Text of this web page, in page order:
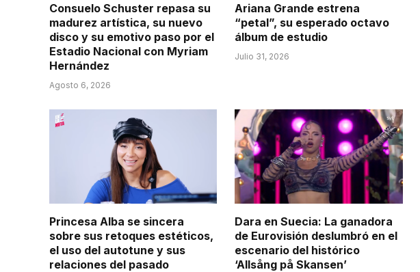
Consuelo Schuster repasa su
madurez artística, su nuevo
disco y su emotivo paso por el
Estadio Nacional con Myriam
Hernández
Agosto 6, 2026
Ariana Grande estrena
“petal”, su esperado octavo
álbum de estudio
Julio 31, 2026
Princesa Alba se sincera
sobre sus retoques estéticos,
el uso del autotune y sus
relaciones del pasado
Dara en Suecia: La ganadora
de Eurovisión deslumbró en el
escenario del histórico
‘Allsång på Skansen’